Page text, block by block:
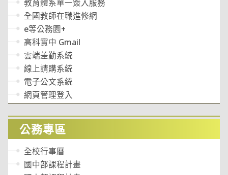
教育體系單一簽入服務
全國教師在職進修網
e等公務園+
高科實中 Gmail
雲端差勤系統
線上請購系統
電子公文系統
網頁管理登入
公務專區
全校行事曆
國中部課程計畫